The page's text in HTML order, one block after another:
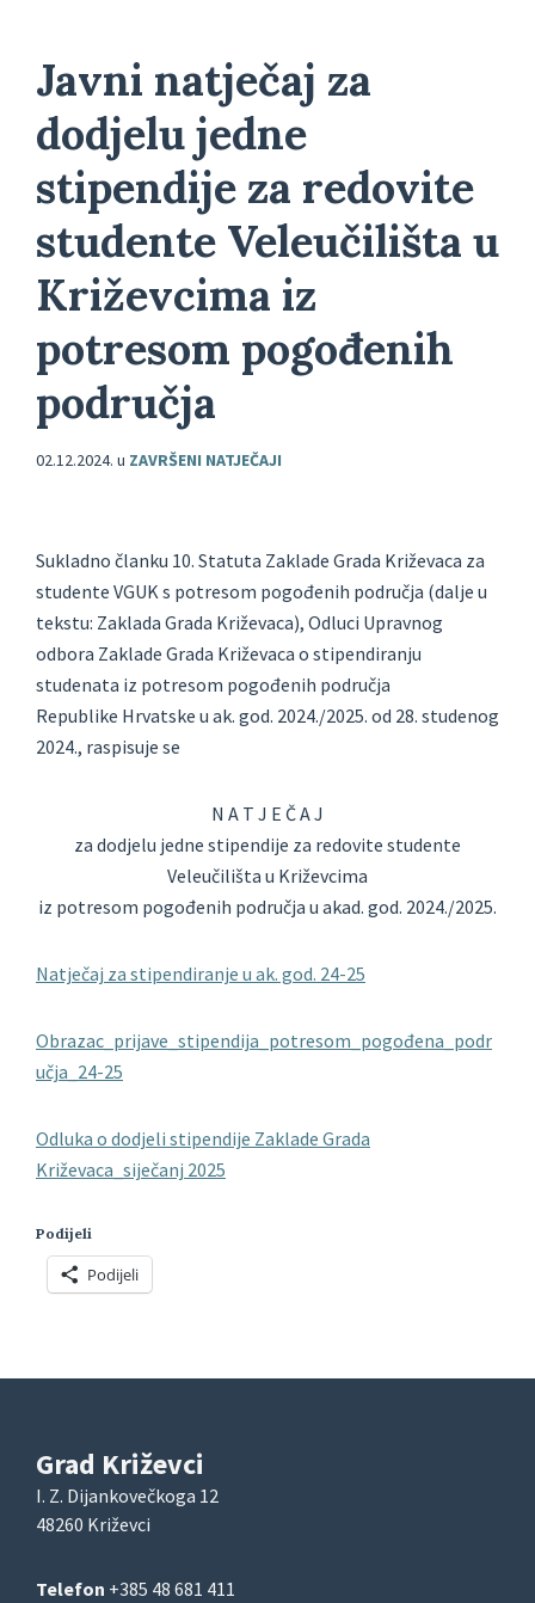
Javni natječaj za
dodjelu jedne
stipendije za redovite
studente Veleučilišta u
Križevcima iz
potresom pogođenih
područja
02.12.2024. u ZAVRŠENI NATJEČAJI
Sukladno članku 10. Statuta Zaklade Grada Križevaca za
studente VGUK s potresom pogođenih područja (dalje u
tekstu: Zaklada Grada Križevaca), Odluci Upravnog
odbora Zaklade Grada Križevaca o stipendiranju
studenata iz potresom pogođenih područja
Republike Hrvatske u ak. god. 2024./2025. od 28. studenog
2024., raspisuje se
N A T J E Č A J
za dodjelu jedne stipendije za redovite studente
Veleučilišta u Križevcima
iz potresom pogođenih područja u akad. god. 2024./2025.
Natječaj za stipendiranje u ak. god. 24-25
Obrazac_prijave_stipendija_potresom_pogođena_podr
učja_24-25
Odluka o dodjeli stipendije Zaklade Grada
Križevaca_siječanj 2025
Podijeli
Podijeli
Grad Križevci
I. Z. Dijankovečkoga 12
48260 Križevci
Telefon +385 48 681 411